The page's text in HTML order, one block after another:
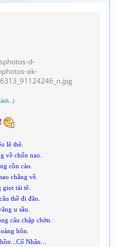
lê thê.
về chốn nao.
cồn cào.
chẳng về.
giọt tái tê.
thề đi đâu.
u sầu.
câu chập chờn.
hôn.
Nhân...